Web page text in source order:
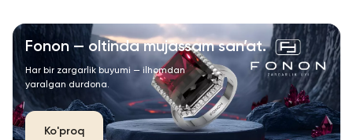
Fonon — oltinda mujassam san’at.
Har bir zargarlik buyumi — ilhomdan
yaralgan durdona.
Ko'proq